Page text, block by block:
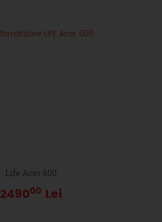
Life Acer 600
249000 Lei